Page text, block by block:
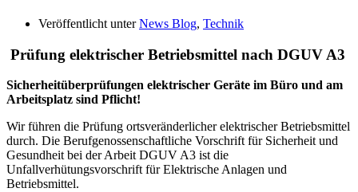
Veröffentlicht unterNews Blog, Technik
Prüfung elektrischer Betriebsmittel nach DGUV A3
Sicherheitüberprüfungen elektrischer Geräte im Büro und am
Arbeitsplatz sind Pflicht!
Wir führen die Prüfung ortsveränderlicher elektrischer Betriebsmittel
durch. Die Berufgenossenschaftliche Vorschrift für Sicherheit und
Gesundheit bei der Arbeit DGUV A3 ist die
Unfallverhütungsvorschrift für Elektrische Anlagen und
Betriebsmittel.